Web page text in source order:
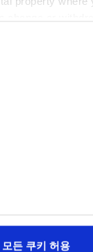
about your
by actively
your personal
정상적으로 이
모든 쿠키 허용
전에 미리 알려드
계속 플레이하
동 업데이트를 비
서 공통 사항으로
데이트 버전의